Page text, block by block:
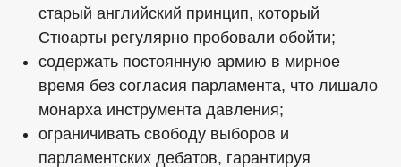
старый английский принцип, который
Стюарты регулярно пробовали обойти;
содержать постоянную армию в мирное
время без согласия парламента, что лишало
монарха инструмента давления;
ограничивать свободу выборов и
парламентских дебатов, гарантируя